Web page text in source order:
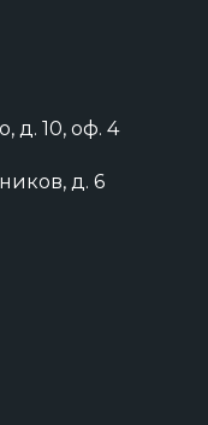
д. 10, оф. 4
д. 6